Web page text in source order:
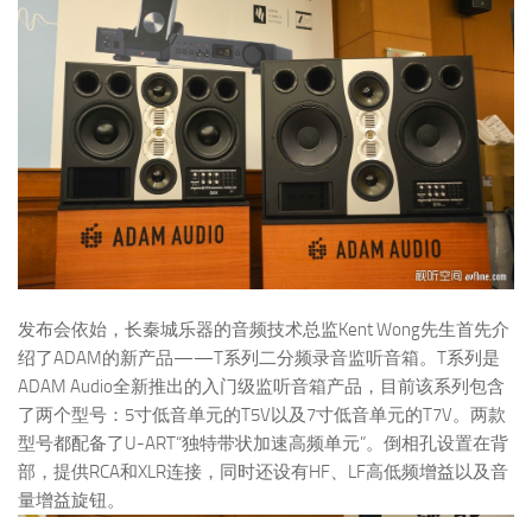
发布会依始，长秦城乐器的音频技术总监Kent Wong先生首先介
绍了ADAM的新产品——T系列二分频录音监听音箱。T系列是
ADAM Audio全新推出的入门级监听音箱产品，目前该系列包含
了两个型号：5寸低音单元的T5V以及7寸低音单元的T7V。两款
型号都配备了U-ART“独特带状加速高频单元”。倒相孔设置在背
部，提供RCA和XLR连接，同时还设有HF、LF高低频增益以及音
量增益旋钮。